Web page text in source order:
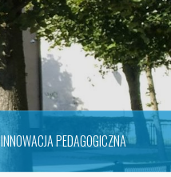
INNOWACJA PEDAGOGICZNA